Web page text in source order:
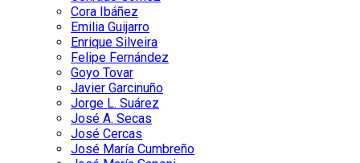
Cora Ibáñez
Emilia Guijarro
Enrique Silveira
Felipe Fernández
Goyo Tovar
Javier Garcinuño
Jorge L. Suárez
José A. Secas
José Cercas
José María Cumbreño